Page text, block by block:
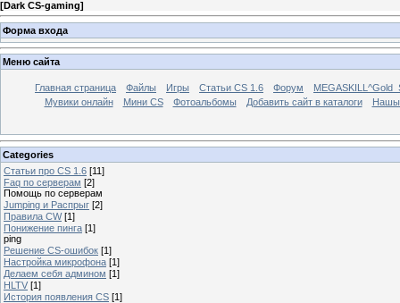
[Dark CS-gaming]
Форма входа
Меню сайта
Главная страница Файлы Игры Статьи CS 1.6 Форум
Мувики онлайн
Мини CS Фотоальбомы Добавить сайт в каталоги Нашы
Categories
Статьи про CS 1.6 [11]
Faq по серверам [2]
Помощь по серверам
Jumping и Распрыг [2]
Правила CW [1]
Понижение пинга [1]
ping
Решение CS-ошибок [1]
Настройка микрофона [1]
Делаем себя админом [1]
HLTV [1]
История появления CS [1]